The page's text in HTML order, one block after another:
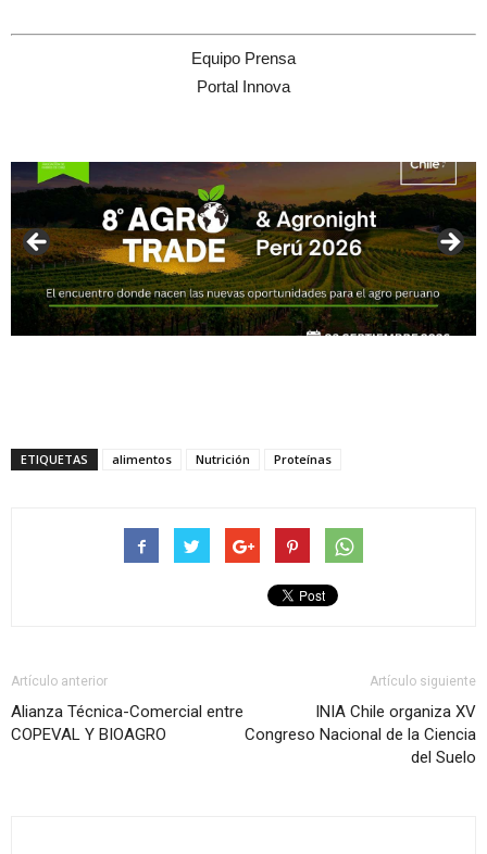
Equipo Prensa
Portal Innova
ETIQUETAS alimentos Nutrición Proteínas
Artículo anterior
Alianza Técnica-Comercial entre
COPEVAL Y BIOAGRO
Artículo siguiente
INIA Chile organiza XV
Congreso Nacional de la Ciencia
del Suelo